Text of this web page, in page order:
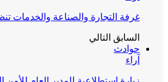
غرفة التجارة والصناعة والخدمات
السابق التالي
حوادث
آراء